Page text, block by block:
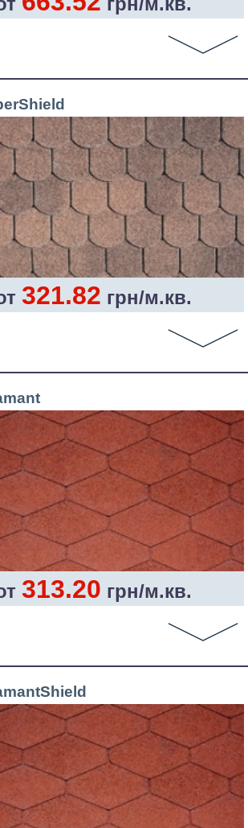
321.82 грн/м.кв.
313.20 грн/м.кв.